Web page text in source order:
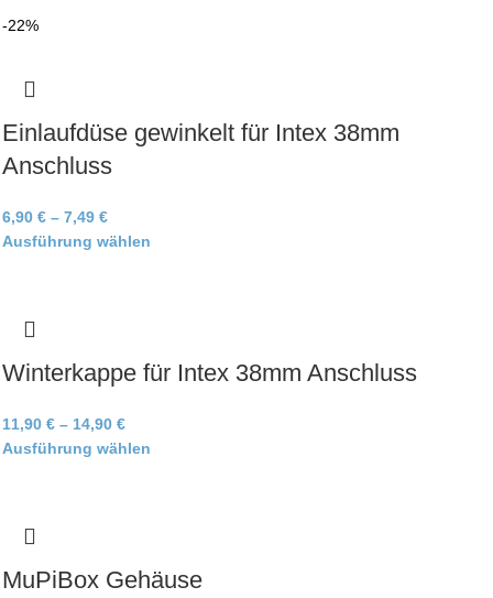
-22%
Einlaufdüse gewinkelt für Intex 38mm
Anschluss
6,90 € – 7,49 €
Ausführung wählen
Winterkappe für Intex 38mm Anschluss
11,90 € – 14,90 €
Ausführung wählen
MuPiBox Gehäuse